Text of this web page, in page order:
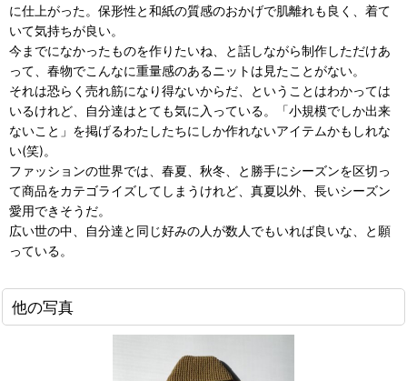
に仕上がった。保形性と和紙の質感のおかげで肌離れも良く、着て
いて気持ちが良い。
今までになかったものを作りたいね、と話しながら制作しただけあ
って、春物でこんなに重量感のあるニットは見たことがない。
それは恐らく売れ筋になり得ないからだ、ということはわかっては
いるけれど、自分達はとても気に入っている。「小規模でしか出来
ないこと」を掲げるわたしたちにしか作れないアイテムかもしれな
い(笑)。
ファッションの世界では、春夏、秋冬、と勝手にシーズンを区切っ
て商品をカテゴライズしてしまうけれど、真夏以外、長いシーズン
愛用できそうだ。
広い世の中、自分達と同じ好みの人が数人でもいれば良いな、と願
っている。
他の写真